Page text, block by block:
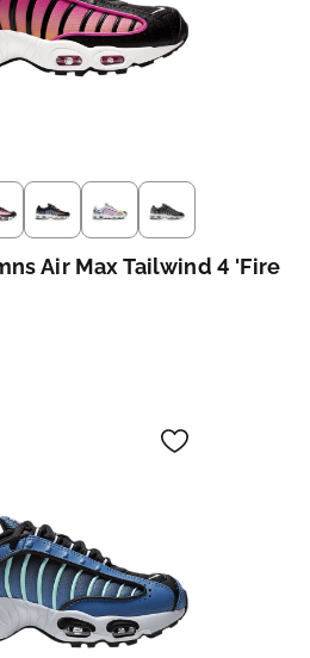
Air Max Tailwind 4 'Fire